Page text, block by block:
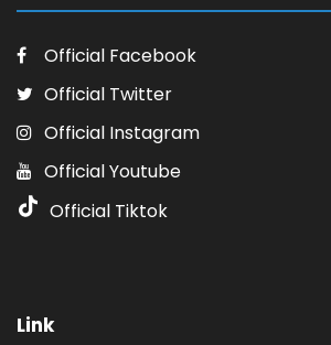
Official Facebook
Official Twitter
Official Instagram
Official Youtube
Official Tiktok
Link